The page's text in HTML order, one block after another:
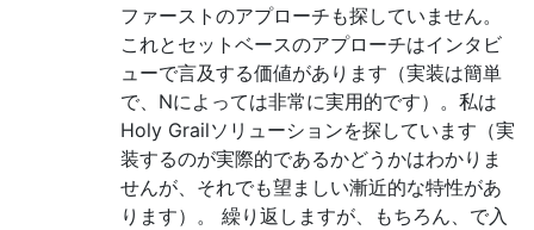
ファーストのアプローチも探していません。
これとセットベースのアプローチはインタビ
ューで言及する価値があります（実装は簡単
で、Nによっては非常に実用的です）。私は
Holy Grailソリューションを探しています（実
装するのが実際的であるかどうかはわかりま
せんが、それでも望ましい漸近的な特性があ
ります）。 繰り返しますが、もちろん、で入